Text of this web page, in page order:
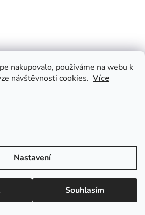
nakupovalo, používáme na webu k
návštěvnosti cookies. Více
Nastavení
Souhlasím